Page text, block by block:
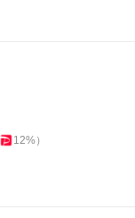
12%）